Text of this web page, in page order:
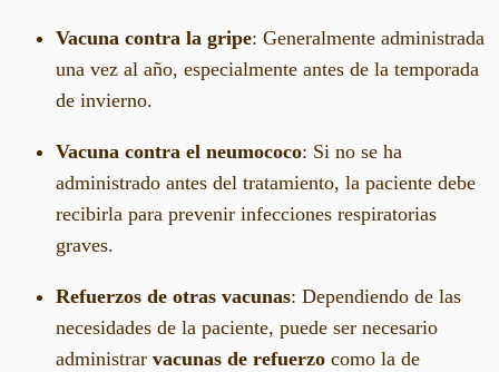
Vacuna contra la gripe: Generalmente administrada
una vez al año, especialmente antes de la temporada
de invierno.
Vacuna contra el neumococo: Si no se ha
administrado antes del tratamiento, la paciente debe
recibirla para prevenir infecciones respiratorias
graves.
Refuerzos de otras vacunas: Dependiendo de las
necesidades de la paciente, puede ser necesario
administrar vacunas de refuerzo como la de